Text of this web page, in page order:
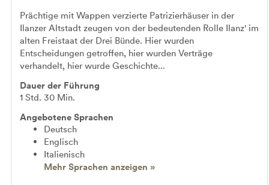
Prächtige mit Wappen verzierte Patrizierhäuser in der
Ilanzer Altstadt zeugen von der bedeutenden Rolle Ilanz' im
alten Freistaat der Drei Bünde. Hier wurden
Entscheidungen getroffen, hier wurden Verträge
verhandelt, hier wurde Geschichte...
Dauer der Führung
1 Std. 30 Min.
Angebotene Sprachen
Deutsch
Englisch
Italienisch
Mehr Sprachen anzeigen »